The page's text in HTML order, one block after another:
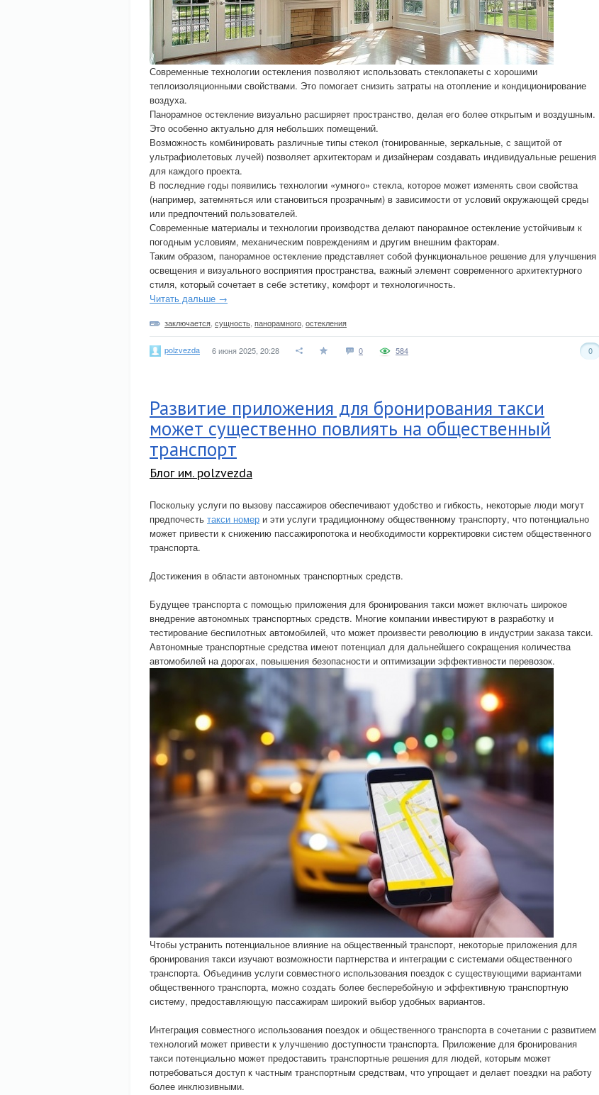
Современные технологии остекления позволяют использовать стеклопакеты с хорошими
теплоизоляционными свойствами. Это помогает снизить затраты на отопление и кондиционирование
воздуха.
Панорамное остекление визуально расширяет пространство, делая его более открытым и воздушным.
Это особенно актуально для небольших помещений.
Возможность комбинировать различные типы стекол (тонированные, зеркальные, с защитой от
ультрафиолетовых лучей) позволяет архитекторам и дизайнерам создавать индивидуальные решения
для каждого проекта.
В последние годы появились технологии «умного» стекла, которое может изменять свои свойства
(например, затемняться или становиться прозрачным) в зависимости от условий окружающей среды
или предпочтений пользователей.
Современные материалы и технологии производства делают панорамное остекление устойчивым к
погодным условиям, механическим повреждениям и другим внешним факторам.
Таким образом, панорамное остекление представляет собой функциональное решение для улучшения
освещения и визуального восприятия пространства, важный элемент современного архитектурного
стиля, который сочетает в себе эстетику, комфорт и технологичность.
Читать дальше →
заключается сущность панорамного остекления
polzvezda 6 июня 2025, 20:28 0 0
584
Развитие приложения для бронирования такси
может существенно повлиять на общественный
транспорт
Блог им. polzvezda
Поскольку услуги по вызову пассажиров обеспечивают удобство и гибкость, некоторые люди могут
предпочесть такси номер и эти услуги традиционному общественному транспорту, что потенциально
может привести к снижению пассажиропотока и необходимости корректировки систем общественного
транспорта.
Достижения в области автономных транспортных средств.
Будущее транспорта с помощью приложения для бронирования такси может включать широкое
внедрение автономных транспортных средств. Многие компании инвестируют в разработку и
тестирование беспилотных автомобилей, что может произвести революцию в индустрии заказа такси.
Автономные транспортные средства имеют потенциал для дальнейшего сокращения количества
автомобилей на дорогах, повышения безопасности и оптимизации эффективности перевозок.
Чтобы устранить потенциальное влияние на общественный транспорт, некоторые приложения для
бронирования такси изучают возможности партнерства и интеграции с системами общественного
транспорта. Объединив услуги совместного использования поездок с существующими вариантами
общественного транспорта, можно создать более бесперебойную и эффективную транспортную
систему, предоставляющую пассажирам широкий выбор удобных вариантов.
Интеграция совместного использования поездок и общественного транспорта в сочетании с развитием
технологий может привести к улучшению доступности транспорта. Приложение для бронирования
такси потенциально может предоставить транспортные решения для людей, которым может
потребоваться доступ к частным транспортным средствам, что упрощает и делает поездки на работу
более инклюзивными.